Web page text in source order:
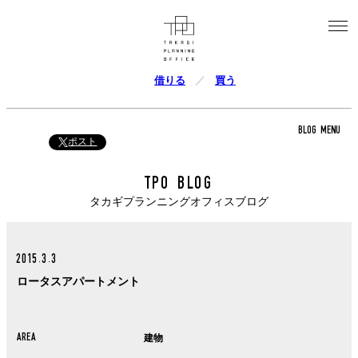
借りる 買う
ポスト
BLOG MENU
TPO BLOG
タカギプランニングオフィスブログ
2015.3.3
ロータスアパートメント
AREA 建物